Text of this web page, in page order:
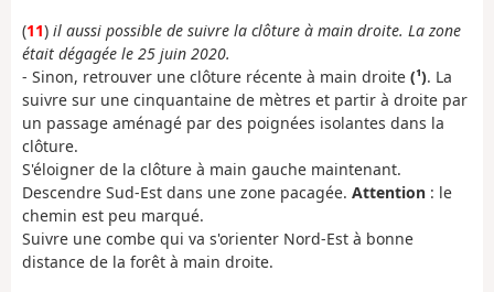
(11) il aussi possible de suivre la clôture à main droite. La zone
était dégagée le 25 juin 2020.
- Sinon, retrouver une clôture récente à main droite (¹). La
suivre sur une cinquantaine de mètres et partir à droite par
un passage aménagé par des poignées isolantes dans la
clôture.
S'éloigner de la clôture à main gauche maintenant.
Descendre Sud-Est dans une zone pacagée. Attention : le
chemin est peu marqué.
Suivre une combe qui va s'orienter Nord-Est à bonne
distance de la forêt à main droite.